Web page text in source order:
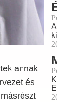
annak
és